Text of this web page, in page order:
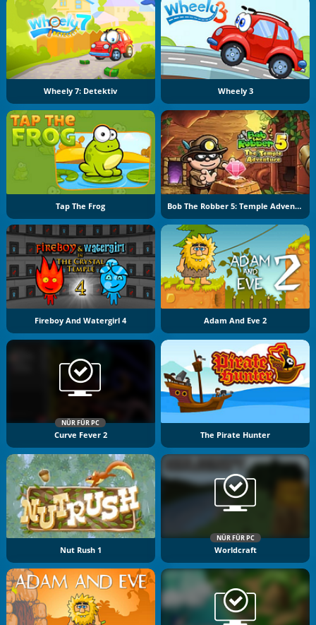
Wheely 7: Detektiv Wheely 3
Tap The Frog Bob The Robber 5: Temple Adventure
Fireboy And Watergirl 4 Adam And Eve 2
NÜR FÜR PC
Curve Fever 2 The Pirate Hunter
Nut Rush 1
NÜR FÜR PC
Worldcraft